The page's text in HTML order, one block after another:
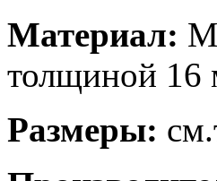
Материал:
толщиной 16
Размеры: